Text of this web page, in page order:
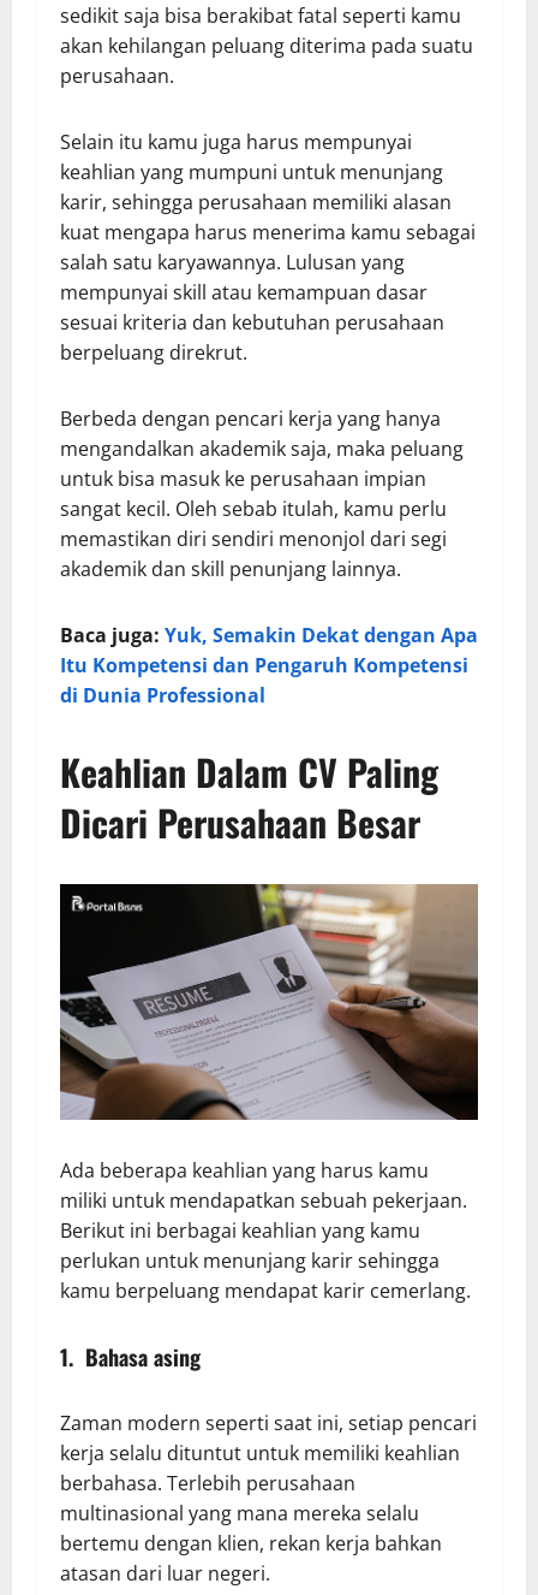
sedikit saja bisa berakibat fatal seperti kamu
akan kehilangan peluang diterima pada suatu
perusahaan.
Selain itu kamu juga harus mempunyai
keahlian yang mumpuni untuk menunjang
karir, sehingga perusahaan memiliki alasan
kuat mengapa harus menerima kamu sebagai
salah satu karyawannya. Lulusan yang
mempunyai skill atau kemampuan dasar
sesuai kriteria dan kebutuhan perusahaan
berpeluang direkrut.
Berbeda dengan pencari kerja yang hanya
mengandalkan akademik saja, maka peluang
untuk bisa masuk ke perusahaan impian
sangat kecil. Oleh sebab itulah, kamu perlu
memastikan diri sendiri menonjol dari segi
akademik dan skill penunjang lainnya.
Baca juga: Yuk, Semakin Dekat dengan Apa
Itu Kompetensi dan Pengaruh Kompetensi
di Dunia Professional
Keahlian Dalam CV Paling
Dicari Perusahaan Besar
Ada beberapa keahlian yang harus kamu
miliki untuk mendapatkan sebuah pekerjaan.
Berikut ini berbagai keahlian yang kamu
perlukan untuk menunjang karir sehingga
kamu berpeluang mendapat karir cemerlang.
1. Bahasa asing
Zaman modern seperti saat ini, setiap pencari
kerja selalu dituntut untuk memiliki keahlian
berbahasa. Terlebih perusahaan
multinasional yang mana mereka selalu
bertemu dengan klien, rekan kerja bahkan
atasan dari luar negeri.